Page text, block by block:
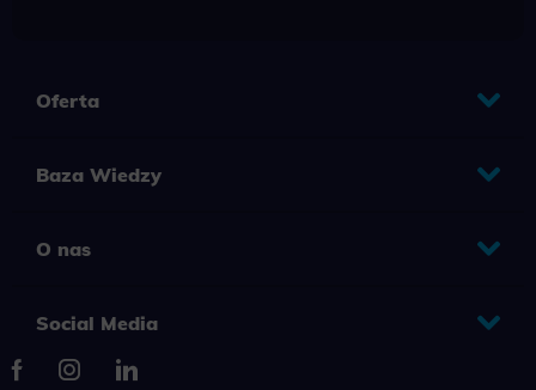
Oferta
Baza Wiedzy
O nas
Social Media